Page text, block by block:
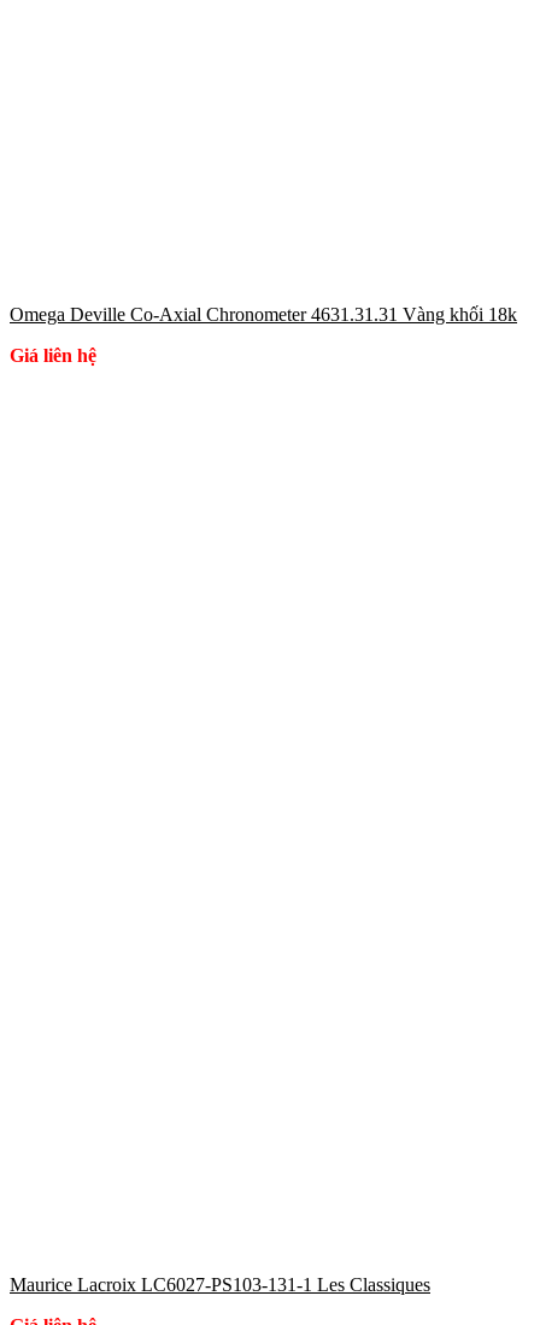
Omega Deville Co-Axial Chronometer 4631.31.31 Vàng khối 18k
Giá liên hệ
Maurice Lacroix LC6027-PS103-131-1 Les Classiques